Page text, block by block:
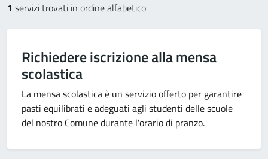
1 servizi trovati in ordine alfabetico
Richiedere iscrizione alla mensa
scolastica
La mensa scolastica è un servizio offerto per garantire
pasti equilibrati e adeguati agli studenti delle scuole
del nostro Comune durante l'orario di pranzo.